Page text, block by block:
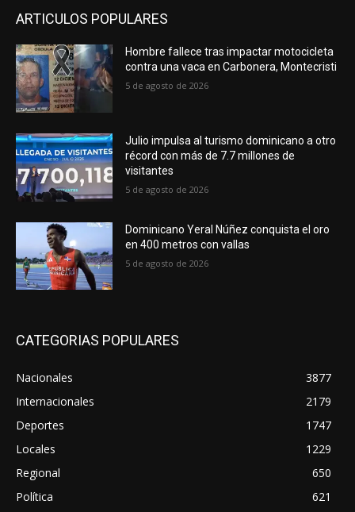
ARTICULOS POPULARES
Hombre fallece tras impactar motocicleta
contra una vaca en Carbonera, Montecristi
5 de agosto de 2026
Julio impulsa al turismo dominicano a otro
récord con más de 7.7 millones de
visitantes
5 de agosto de 2026
Dominicano Yeral Núñez conquista el oro
en 400 metros con vallas
5 de agosto de 2026
CATEGORIAS POPULARES
Nacionales
3877
Internacionales
2179
Deportes
1747
Locales
1229
Regional
650
Política
621